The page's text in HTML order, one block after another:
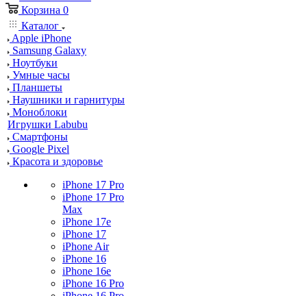
Корзина 0
Каталог
Apple iPhone
Samsung Galaxy
Ноутбуки
Умные часы
Планшеты
Наушники и гарнитуры
Моноблоки
Игрушки Labubu
Смартфоны
Google Pixel
Красота и здоровье
iPhone 17 Pro
iPhone 17 Pro
Max
iPhone 17e
iPhone 17
iPhone Air
iPhone 16
iPhone 16e
iPhone 16 Pro